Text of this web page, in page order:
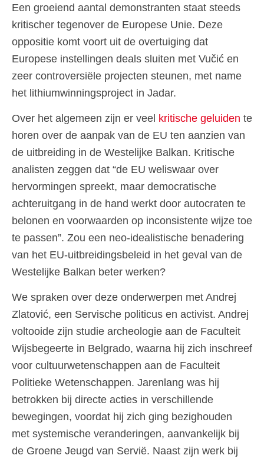
Een groeiend aantal demonstranten staat steeds
kritischer tegenover de Europese Unie. Deze
oppositie komt voort uit de overtuiging dat
Europese instellingen deals sluiten met Vučić en
zeer controversiële projecten steunen, met name
het lithiumwinningsproject in Jadar.
Over het algemeen zijn er veel kritische geluiden te
horen over de aanpak van de EU ten aanzien van
de uitbreiding in de Westelijke Balkan. Kritische
analisten zeggen dat “de EU weliswaar over
hervormingen spreekt, maar democratische
achteruitgang in de hand werkt door autocraten te
belonen en voorwaarden op inconsistente wijze toe
te passen”. Zou een neo-idealistische benadering
van het EU-uitbreidingsbeleid in het geval van de
Westelijke Balkan beter werken?
We spraken over deze onderwerpen met Andrej
Zlatović, een Servische politicus en activist. Andrej
voltooide zijn studie archeologie aan de Faculteit
Wijsbegeerte in Belgrado, waarna hij zich inschreef
voor cultuurwetenschappen aan de Faculteit
Politieke Wetenschappen. Jarenlang was hij
betrokken bij directe acties in verschillende
bewegingen, voordat hij zich ging bezighouden
met systemische veranderingen, aanvankelijk bij
de Groene Jeugd van Servië. Naast zijn werk bij